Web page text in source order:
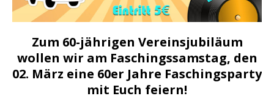
Zum 60-jährigen Vereinsjubiläum
wollen wir am Faschingssamstag, den
02. März eine 60er Jahre Faschingsparty
mit Euch feiern!